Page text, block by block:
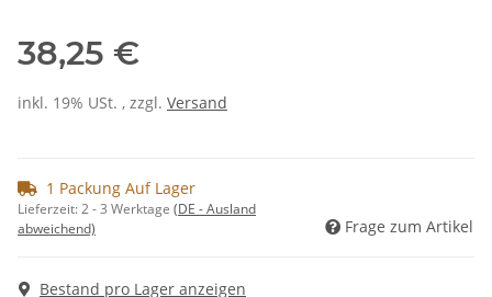
38,25 €
inkl. 19% USt. , zzgl. Versand
1 Packung Auf Lager
Lieferzeit:2 - 3 Werktage (DE - Ausland
abweichend)
Frage zum Artikel
Bestand pro Lager anzeigen